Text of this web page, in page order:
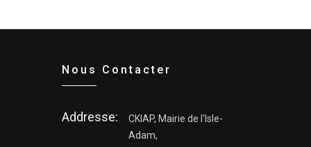
Nous Contacter
Addresse:
CKIAP, Mairie de l'Isle-
Adam,